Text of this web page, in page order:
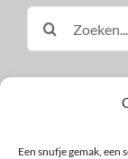
Een snufje gemak,